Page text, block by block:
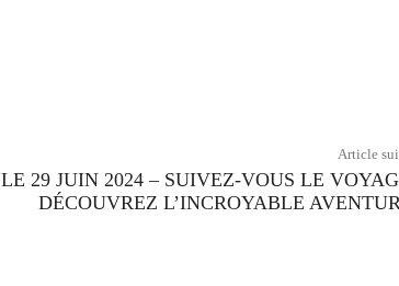
Article
LE 29 JUIN 2024 – SUIVEZ-VOUS LE
DÉCOUVREZ L’INCROYABLE